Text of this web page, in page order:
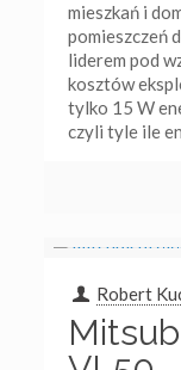
mieszkań i
pomieszczeń
liderem pod
kosztów
tylko 15 W
czyli tyle ile
Robert